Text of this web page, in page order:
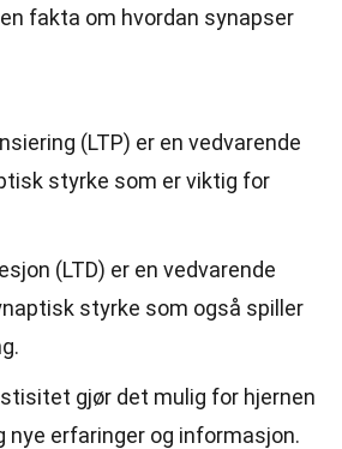
fakta om hvordan synapser
(LTP) er en vedvarende
styrke som er viktig for
(LTD) er en vedvarende
styrke som også spiller
gjør det mulig for hjernen
nye erfaringer og informasjon.